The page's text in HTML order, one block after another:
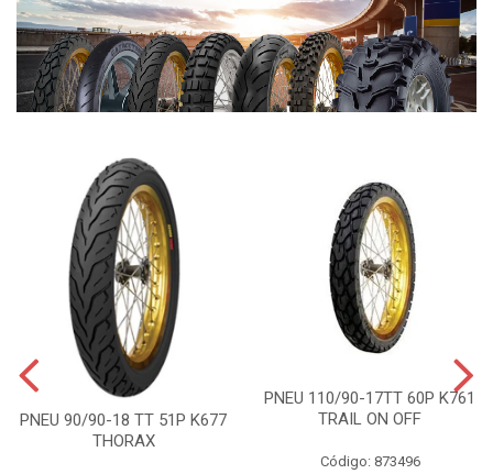
PNEU 90/90-18 TT 51P K677
THORAX
PNEU 110/90-17TT 60P K761
TRAIL ON OFF
Código: 873496